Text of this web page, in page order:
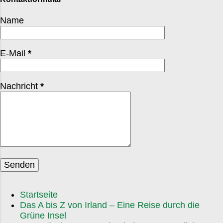
Sahne. Der Duft? Manchmal reicht der allein, um
wirken zu lassen. Interessant ist, dass je...
erstaunlich ruhig. Viele Familien besuchen eine
Abend in den Bänken. Ein Treffpunkt, fast wie ein
kleines gesellschaftliches Mini-Reunion. Am 25.
Dezember geht’s dann richtig los. St. Stephen’s Day
am 26. Dezember – in manchen Gegenden auch
Name
E-Mail *
Nachricht *
Startseite
Das A bis Z von Irland – Eine Reise durch die
Grüne Insel